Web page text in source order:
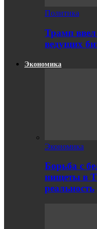
Политика
Трамп
ведущих
Экономика
Экономика
Борьба с
нищеты в
реальность